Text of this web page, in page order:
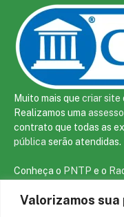
Valorizamos sua
Muito mais que criar site
Realizamos uma
contrato que todas as
pública serão atendidas.
Conheça o PNTP e o